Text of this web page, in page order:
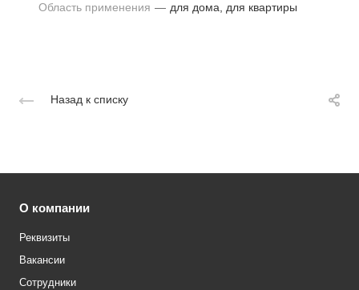
Область применения — для дома, для квартиры
Назад к списку
О компании
Реквизиты
Вакансии
Сотрудники